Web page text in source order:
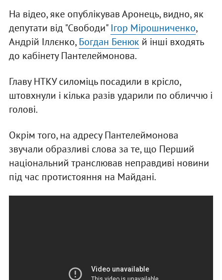
На відео, яке опублікував Аронець, видно, як
депутати від "Свободи" Ігор Мірошниченко,
Андрій Іллєнко,Богдан Бенюк й інші входять
до кабінету Пантелеймонова.
Главу НТКУ силоміць посадили в крісло,
штовхнули і кілька разів ударили по обличчю і
голові.
Окрім того, на адресу Пантелеймонова
звучали образливі слова за те, що Перший
національний транслював неправдиві новини
під час протистояння на Майдані.